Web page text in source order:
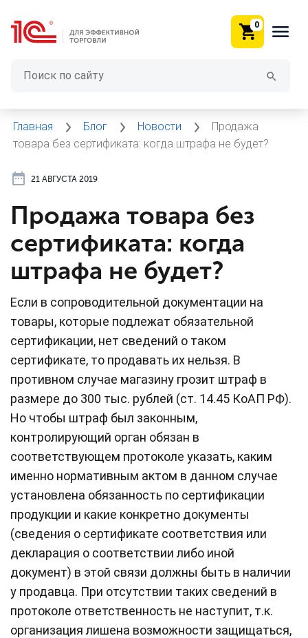
0
Главная Блог Новости
Продажа
товара без сертификата: когда штрафа не будет?
21 АВГУСТА 2019
Продажа товара без
сертификата: когда
штрафа не будет?
Если в сопроводительной документации на
товары, которые подлежат обязательной
сертификации, нет сведений о таком
сертификате, то продавать их нельзя. В
противном случае магазину грозит штраф в
размере до 300 тыс. рублей (ст. 14.45 КоАП РФ).
Но чтобы штраф был законным,
контролирующий орган обязан в
соответствующем протоколе указать, каким
именно нормативным актом в данном случае
установлена обязанность по сертификации
продукции и какие конкретно документы
(сведения о сертификате соответствия или
декларация о соответствии либо иной
документ) в этой связи должны быть в наличии
у продавца. При отсутствии таких сведений в
протоколе ответственность не наступит, т.к.
организация лишена возможности защищаться,